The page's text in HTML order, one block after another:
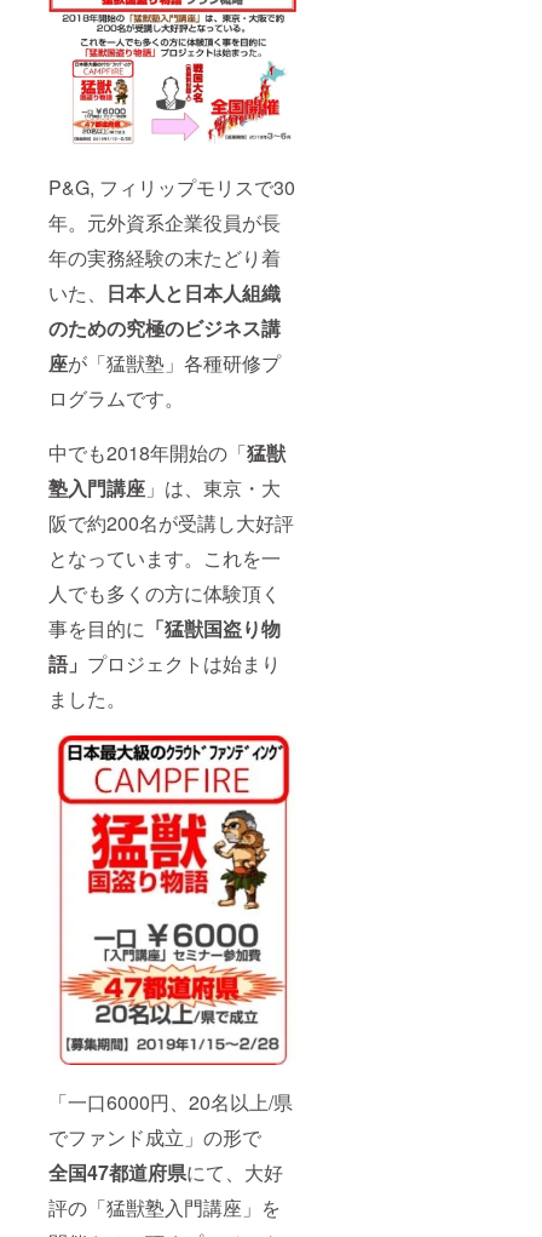
P&G, フィリップモリスで30
年。元外資系企業役員が長
年の実務経験の末たどり着
いた、 日本人と日本人組織
のための究極のビジネス講
座が「猛獣塾」各種研修プ
ログラムです。
中でも2018年開始の「猛獣
塾入門講座 」は、東京・大
阪で約200名が受講し大好評
となっています。これを一
人でも多くの方に体験頂く
事を目的に 「猛獣国盗り物
語」 プロジェクトは始まり
ました。
「一口6000円、20名以上/県
でファンド成立」の形で
全国47都道府県にて、大好
評の「猛獣塾入門講座」を